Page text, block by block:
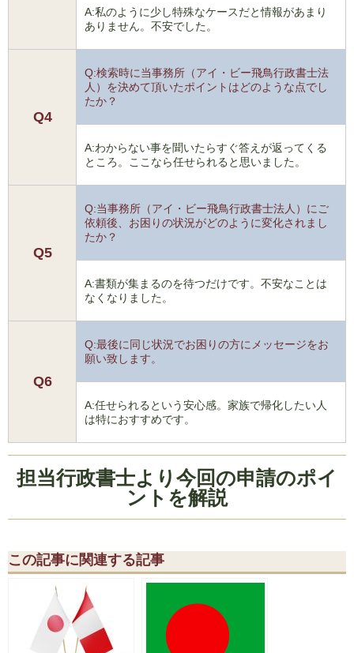
A:私のように少し特殊なケースだと情報があまり
ありません。不安でした。
Q4
Q:検索時に当事務所（アイ・ビー飛鳥行政書士法
人）を決めて頂いたポイントはどのような点でし
たか？
A:わからない事を聞いたらすぐ答えが返ってくる
ところ。ここなら任せられると思いました。
Q5
Q:当事務所（アイ・ビー飛鳥行政書士法人）にご
依頼後、お困りの状況がどのように変化されまし
たか？
A:書類が集まるのを待つだけです。不安なことは
なくなりました。
Q6
Q:最後に同じ状況でお困りの方にメッセージをお
願い致します。
A:任せられるという安心感。家族で帰化したい人
は特におすすめです。
担当行政書士より今回の申請のポイ
ントを解説
この記事に関連する記事